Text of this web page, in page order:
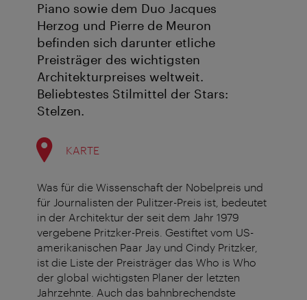
Piano sowie dem Duo Jacques
Herzog und Pierre de Meuron
befinden sich darunter etliche
Preisträger des wichtigsten
Architekturpreises weltweit.
Beliebtestes Stilmittel der Stars:
Stelzen.
KARTE
Was für die Wissenschaft der Nobelpreis und
für Journalisten der Pulitzer-Preis ist, bedeutet
in der Architektur der seit dem Jahr 1979
vergebene Pritzker-Preis. Gestiftet vom US-
amerikanischen Paar Jay und Cindy Pritzker,
ist die Liste der Preisträger das Who is Who
der global wichtigsten Planer der letzten
Jahrzehnte. Auch das bahnbrechendste